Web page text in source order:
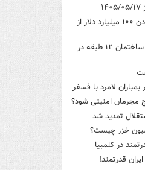
ترامپ مجبور به پس‌دادن ۱۰۰ میلیارد دلار از
آتش سوزی مهیب یک ساختمان ۱۲ طبقه در
لامرد با فسفر
مجرمان امنیتی شود؟
تمدید شد
خزر چیست؟
در کلمبیا
قدرتمند!